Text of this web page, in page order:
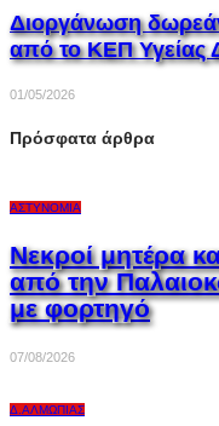
Διοργάνωση
από το ΚΕΠ Υγείας
01/05/2026
Πρόσφατα άρθρα
ΑΣΤΥΝΟΜΊΑ
Νεκροί μητέρα
από την
με φορτηγό
07/08/2026
Δ.ΑΛΜΩΠΊΑΣ